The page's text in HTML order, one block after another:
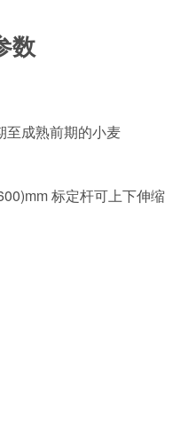
数
至成熟前期的小麦
标定杆可上下伸缩